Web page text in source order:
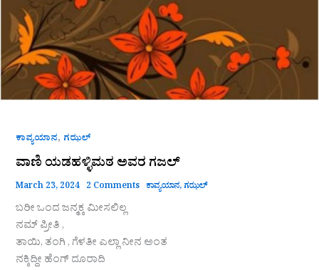
ಕಾವ್ಯಯಾನ, ಗಝಲ್
ವಾಣಿ ಯಡಹಳ್ಳಿಮಠ ಅವರ ಗಜಲ್
March 23, 2024 2 Comments ಕಾವ್ಯಯಾನ, ಗಝಲ್
ಬರೀ ಒಂದ ಜನ್ಮಕ್ಕ ಮೀಸಲಿಲ್ಲ
ನಮ್ ಪ್ರೀತಿ ,
ತಾಯಿ, ತಂಗಿ , ಗೆಳತೀ ಎಲ್ಲಾ ನೀನ ಅಂತ
ನಕ್ಕಿದ್ದೀ ಹೆಂಗ್ ದೂರಾದಿ